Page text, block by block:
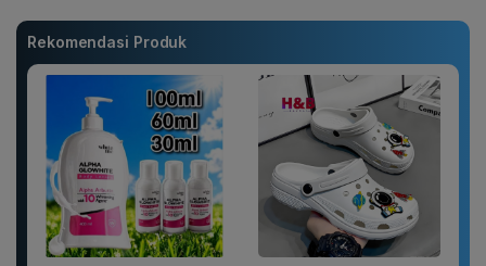
Rekomendasi Produk